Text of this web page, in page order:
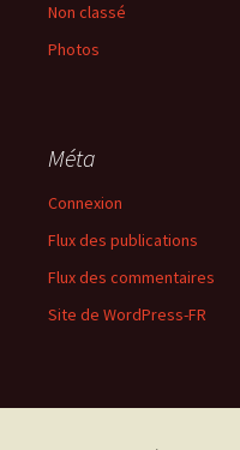
Non classé
Photos
Méta
Connexion
Flux des publications
Flux des commentaires
Site de WordPress-FR